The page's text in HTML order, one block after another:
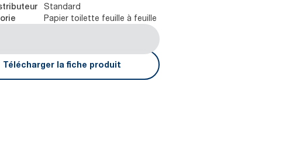
Standard
Papier toilette feuille à feuille
Télécharger la fiche produit